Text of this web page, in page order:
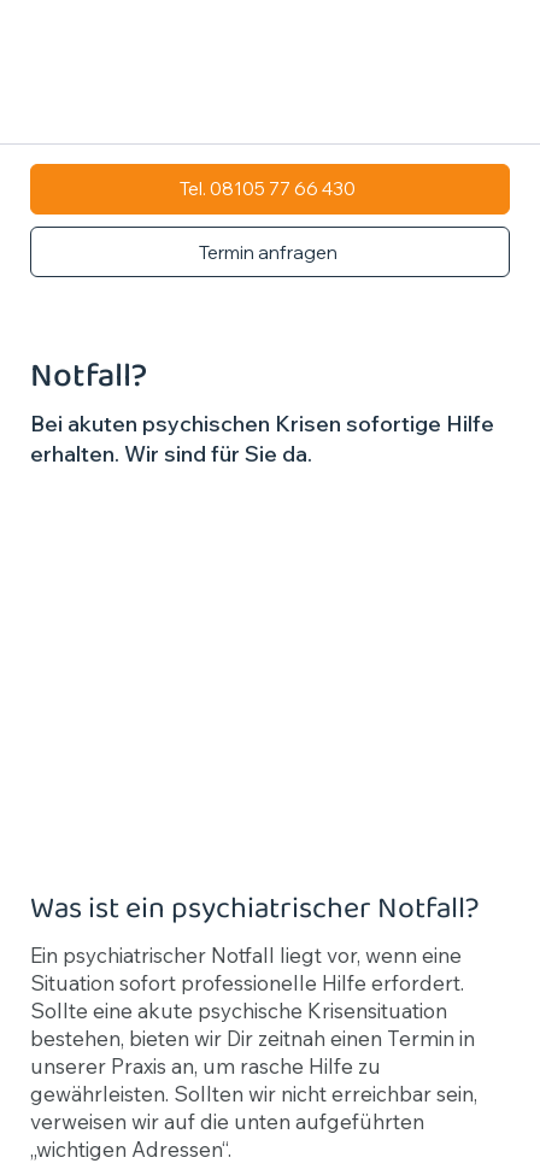
Tel. 08105 77 66 430
Termin anfragen
Notfall?
Bei akuten psychischen Krisen sofortige Hilfe
erhalten. Wir sind für Sie da.
Was ist ein psychiatrischer Notfall?
Ein psychiatrischer Notfall liegt vor, wenn eine
Situation sofort professionelle Hilfe erfordert.
Sollte eine akute psychische Krisensituation
bestehen, bieten wir Dir zeitnah einen Termin in
unserer Praxis an, um rasche Hilfe zu
gewährleisten. Sollten wir nicht erreichbar sein,
verweisen wir auf die unten aufgeführten
„wichtigen Adressen“.